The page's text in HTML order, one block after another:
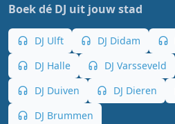
Boek dé DJ uit jouw stad
DJ Ulft DJ Didam
DJ Halle
DJ Varsseveld
DJ Duiven
DJ Dieren
DJ Brummen